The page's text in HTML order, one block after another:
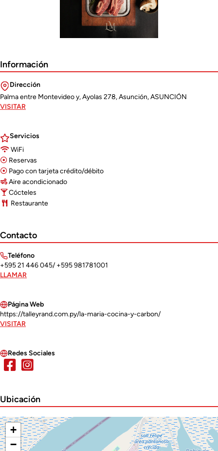
Información
Dirección
Palma entre Montevideo y, Ayolas 278, Asunción, ASUNCIÓN
VISITAR
Servicios
WiFi
Reservas
Pago con tarjeta crédito/débito
Aire acondicionado
Cócteles
Restaurante
Contacto
Teléfono
+595 21 446 045/ +595 981781001
LLAMAR
Página Web
https://talleyrand.com.py/la-maria-cocina-y-carbon/
VISITAR
Redes Sociales
Ubicación
+
−